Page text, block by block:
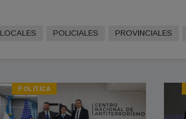
LOCALES POLICIALES PROVINCIALES
POLITICA